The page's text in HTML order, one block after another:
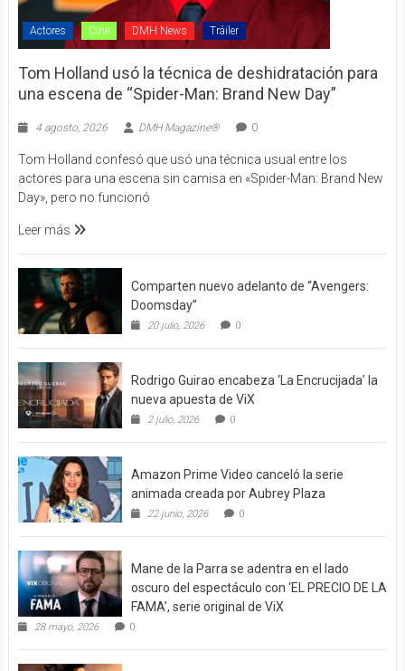
Actores Cine DMH News Tráiler
Tom Holland usó la técnica de deshidratación para
una escena de “Spider-Man: Brand New Day”
4 agosto, 2026 DMH Magazine® 0
Tom Holland confesó que usó una técnica usual entre los
actores para una escena sin camisa en «Spider-Man: Brand New
Day», pero no funcionó
Leer más
Comparten nuevo adelanto de “Avengers:
Doomsday”
20 julio, 2026 0
Rodrigo Guirao encabeza ‘La Encrucijada’ la
nueva apuesta de ViX
2 julio, 2026 0
Amazon Prime Video canceló la serie
animada creada por Aubrey Plaza
22 junio, 2026 0
Mane de la Parra se adentra en el lado
oscuro del espectáculo con ‘EL PRECIO DE LA
FAMA’, serie original de ViX
28 mayo, 2026 0